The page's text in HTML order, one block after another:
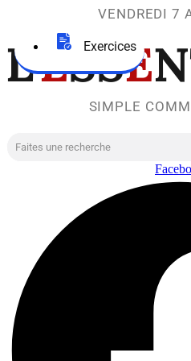
VENDREDI 7
L’ESSE
SIMPLE
Exercices